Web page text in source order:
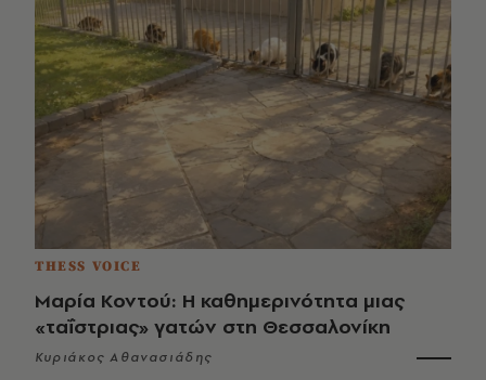
THESS VOICE
Μαρία Κοντού: Η καθημερινότητα μιας
«ταΐστριας» γατών στη Θεσσαλονίκη
Κυριάκος Αθανασιάδης